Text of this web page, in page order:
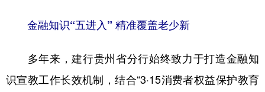
金融知识“五进入” 精准覆盖老少新
多年来，建行贵州省分行始终致力于打造金融知
识宣教工作长效机制，结合“3·15消费者权益保护教育